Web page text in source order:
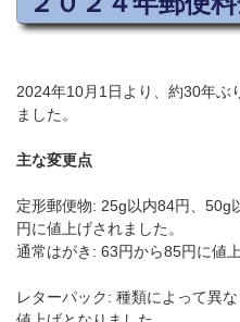
2024年10月1日より、約30年ぶ
ました。
主な変更点
定形郵便物: 25g以内84円、50g
円に値上げされました。
通常はがき: 63円から85円に値
レターパック: 種類によって異